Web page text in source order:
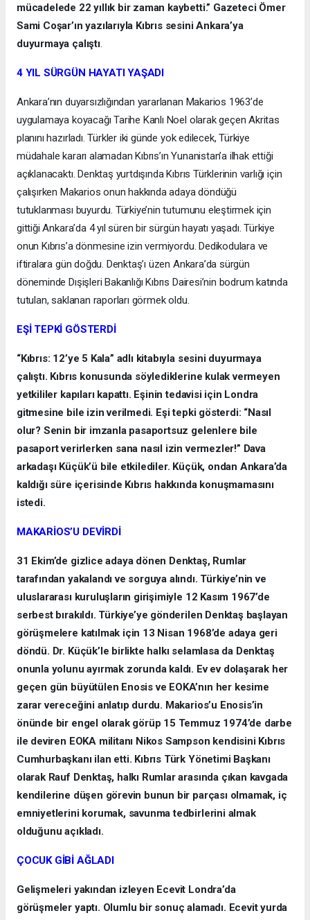
mücadelede 22 yıllık bir zaman kaybetti.” Gazeteci Ömer
Sami Coşar’ın yazılarıyla Kıbrıs sesini Ankara’ya
duyurmaya çalıştı.
4 YIL SÜRGÜN HAYATI YAŞADI
Ankara’nın duyarsızlığından yararlanan Makarios 1963’de
uygulamaya koyacağı Tarihe Kanlı Noel olarak geçen Akritas
planını hazırladı. Türkler iki günde yok edilecek, Türkiye
müdahale kararı alamadan Kıbrıs’ın Yunanistan’a ilhak ettiği
açıklanacaktı. Denktaş yurtdışında Kıbrıs Türklerinin varlığı için
çalışırken Makarios onun hakkında adaya döndüğü
tutuklanması buyurdu. Türkiye’nin tutumunu eleştirmek için
gittiği Ankara’da 4 yıl süren bir sürgün hayatı yaşadı. Türkiye
onun Kıbrıs’a dönmesine izin vermiyordu. Dedikodulara ve
iftiralara gün doğdu. Denktaş’ı üzen Ankara’da sürgün
döneminde Dışişleri Bakanlığı Kıbrıs Dairesi’nin bodrum katında
tutulan, saklanan raporları görmek oldu.
EŞİ TEPKİ GÖSTERDİ
“Kıbrıs: 12’ye 5 Kala” adlı kitabıyla sesini duyurmaya
çalıştı. Kıbrıs konusunda söylediklerine kulak vermeyen
yetkililer kapıları kapattı. Eşinin tedavisi için Londra
gitmesine bile izin verilmedi. Eşi tepki gösterdi: “Nasıl
olur? Senin bir imzanla pasaportsuz gelenlere bile
pasaport verirlerken sana nasıl izin vermezler!” Dava
arkadaşı Küçük’ü bile etkilediler. Küçük, ondan Ankara’da
kaldığı süre içerisinde Kıbrıs hakkında konuşmamasını
istedi.
MAKARİOS’U DEVİRDİ
31 Ekim’de gizlice adaya dönen Denktaş, Rumlar
tarafından yakalandı ve sorguya alındı. Türkiye’nin ve
uluslararası kuruluşların girişimiyle 12 Kasım 1967’de
serbest bırakıldı. Türkiye’ye gönderilen Denktaş başlayan
görüşmelere katılmak için 13 Nisan 1968’de adaya geri
döndü. Dr. Küçük’le birlikte halkı selamlasa da Denktaş
onunla yolunu ayırmak zorunda kaldı. Ev ev dolaşarak her
geçen gün büyütülen Enosis ve EOKA’nın her kesime
zarar vereceğini anlatıp durdu. Makarios’u Enosis’in
önünde bir engel olarak görüp 15 Temmuz 1974’de darbe
ile deviren EOKA militanı Nikos Sampson kendisini Kıbrıs
Cumhurbaşkanı ilan etti. Kıbrıs Türk Yönetimi Başkanı
olarak Rauf Denktaş, halkı Rumlar arasında çıkan kavgada
kendilerine düşen görevin bunun bir parçası olmamak, iç
emniyetlerini korumak, savunma tedbirlerini almak
olduğunu açıkladı.
ÇOCUK GİBİ AĞLADI
Gelişmeleri yakından izleyen Ecevit Londra’da
görüşmeler yaptı. Olumlu bir sonuç alamadı. Ecevit yurda